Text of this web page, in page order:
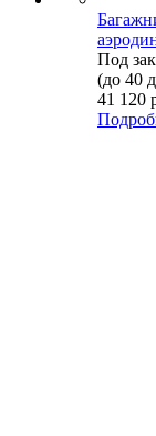
Под
(до 40
41 120